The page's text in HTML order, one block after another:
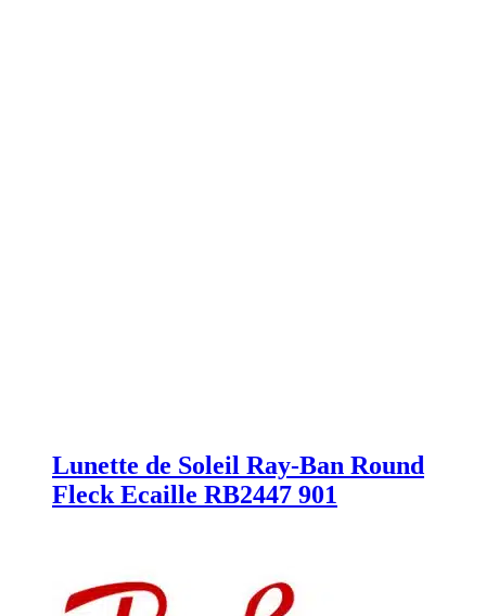
Lunette de Soleil Ray-Ban Round
Fleck Ecaille RB2447 901